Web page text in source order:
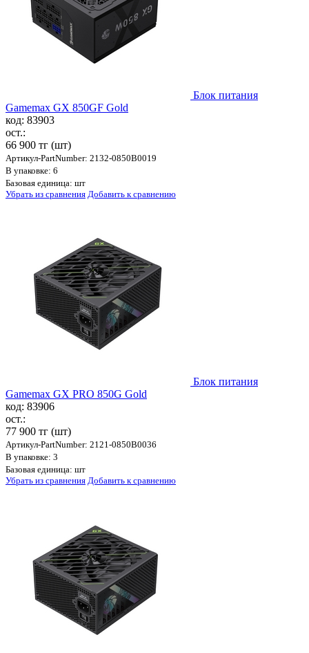
Блок питания
Gamemax GX 850GF Gold
код: 83903
ост.:
66 900 тг (шт)
Артикул-PartNumber: 2132-0850B0019
В упаковке: 6
Базовая единица: шт
Убрать из сравнения Добавить к сравнению
Блок питания
Gamemax GX PRO 850G Gold
код: 83906
ост.:
77 900 тг (шт)
Артикул-PartNumber: 2121-0850B0036
В упаковке: 3
Базовая единица: шт
Убрать из сравнения Добавить к сравнению